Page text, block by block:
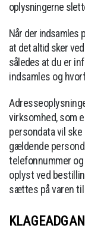
oplysningerne
Når der indsamles
at det altid sker
således at du er
indsamles og
virksomhed, som
persondata vil
gældende
telefonnummer
oplyst ved
sættes på varen